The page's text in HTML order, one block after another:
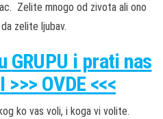
Zelite mnogo od zivota ali ono
zelite ljubav.
GRUPU i prati nas
OVDE <<<
ko vas voli, i koga vi volite.